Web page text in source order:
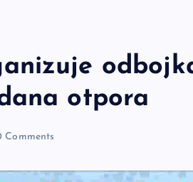
otpora
Comments